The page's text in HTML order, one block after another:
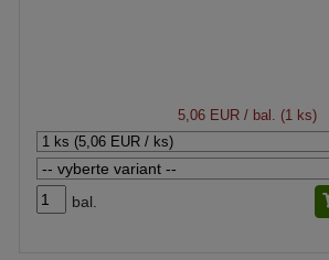
5,06 EUR / bal. (1 ks)
bal.